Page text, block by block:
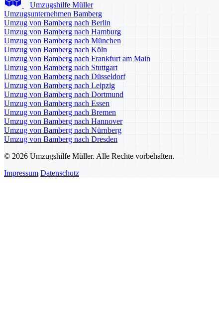
Umzugshilfe Müller
Umzugsunternehmen Bamberg
Umzug von Bamberg nach Berlin
Umzug von Bamberg nach Hamburg
Umzug von Bamberg nach München
Umzug von Bamberg nach Köln
Umzug von Bamberg nach Frankfurt am Main
Umzug von Bamberg nach Stuttgart
Umzug von Bamberg nach Düsseldorf
Umzug von Bamberg nach Leipzig
Umzug von Bamberg nach Dortmund
Umzug von Bamberg nach Essen
Umzug von Bamberg nach Bremen
Umzug von Bamberg nach Hannover
Umzug von Bamberg nach Nürnberg
Umzug von Bamberg nach Dresden
© 2026 Umzugshilfe Müller. Alle Rechte vorbehalten.
Impressum Datenschutz